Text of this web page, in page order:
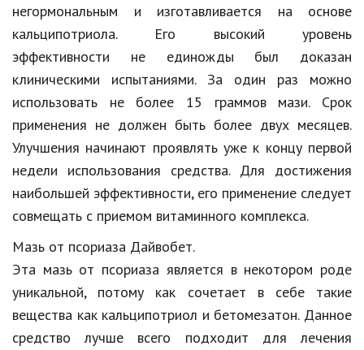
негормональным и изготавливается на основе
кальципотриола. Его высокий уровень
эффективности не единожды был доказан
клиническими испытаниями. За один раз можно
использовать не более 15 граммов мази. Срок
применения не должен быть более двух месяцев.
Улучшения начинают проявлять уже к концу первой
недели использования средства. Для достижения
наибольшей эффективности, его применение следует
совмещать с приемом витаминного комплекса.
Мазь от псориаза Дайвобет.
Эта мазь от псориаза является в некотором роде
уникальной, потому как сочетает в себе такие
вещества как кальципотриол и бетомезатон. Данное
средство лучше всего подходит для лечения